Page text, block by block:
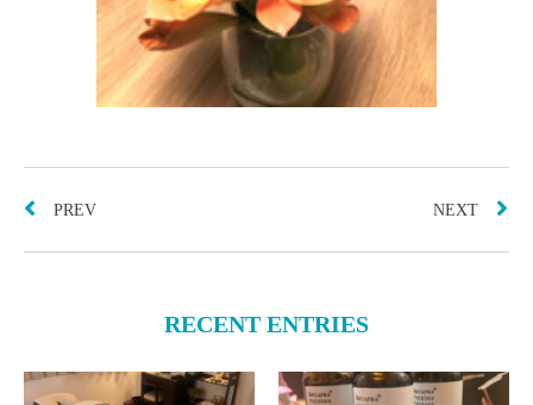
PREV NEXT
RECENT ENTRIES